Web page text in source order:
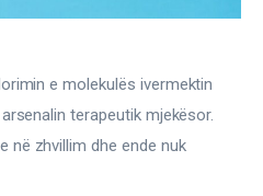
e molekulës ivermektin
terapeutik mjekësor.
në zhvillim dhe ende nuk